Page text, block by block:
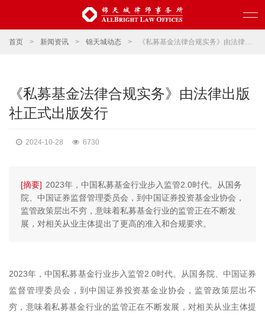
首页 > 新闻资讯 > 锦天城动态 > 《私募基金法律合规实务》由法律出版社正式出版发行
《私募基金法律合规实务》由法律出版
社正式出版发行
2024-10-28 6730
[摘要] 2023年，中国私募基金行业步入监管2.0时代。从国务
院、中国证券监督管理委员会，到中国证券投资基金业协会，
监管政策层出不穷，意味着私募基金行业的监管正在不断发
展，对相关从业主体提出了更高的准入和合规要求。
2023年，中国私募基金行业步入监管2.0时代。从国务院、中国证券
监督管理委员会，到中国证券投资基金业协会，监管政策层出不
穷，意味着私募基金行业的监管正在不断发展，对相关从业主体提